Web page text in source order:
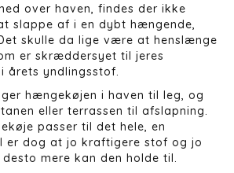
over haven, findes der ikke
slappe af i en dybt hængende,
skulle da lige være at henslænge
er skræddersyet til jeres
årets yndlingsstof.
hængekøjen i haven til leg, og
eller terrassen til afslapning.
passer til det hele, en
er dog at jo kraftigere stof og jo
mere kan den holde til.